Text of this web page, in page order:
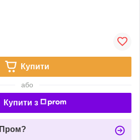
Купити
або
Купити з
Пром?